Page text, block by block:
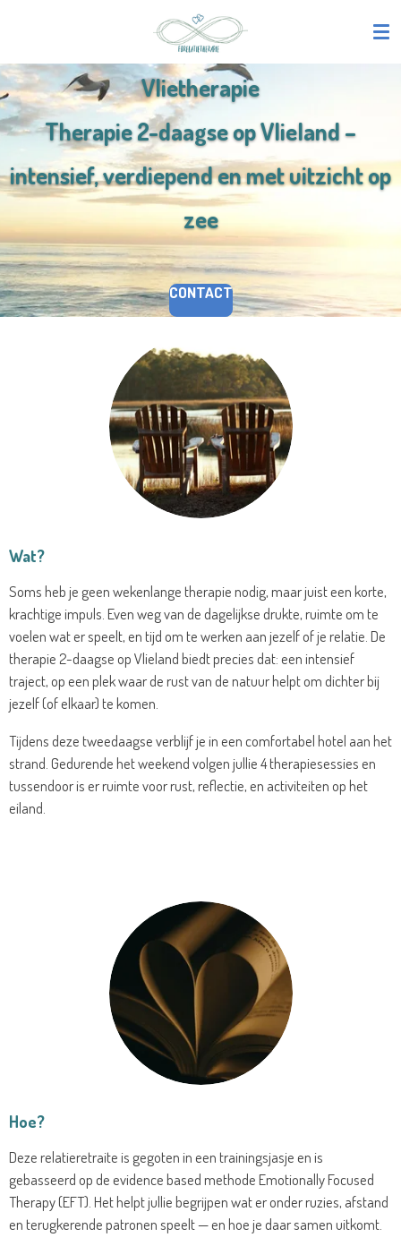
naar
de
hoofdinhoud
Vlietherapie
Therapie 2-daagse op Vlieland –
intensief, verdiepend en met uitzicht op
zee
CONTACT
Wat?
Soms heb je geen wekenlange therapie nodig, maar juist een korte,
krachtige impuls. Even weg van de dagelijkse drukte, ruimte om te
voelen wat er speelt, en tijd om te werken aan jezelf of je relatie. De
therapie 2-daagse op Vlieland biedt precies dat: een intensief
traject, op een plek waar de rust van de natuur helpt om dichter bij
jezelf (of elkaar) te komen.
Tijdens deze tweedaagse verblijf je in een comfortabel hotel aan het
strand. Gedurende het weekend volgen jullie 4 therapiesessies en
tussendoor is er ruimte voor rust, reflectie, en activiteiten op het
eiland.
Hoe?
Deze relatieretraite is gegoten in een trainingsjasje en is
gebasseerd op de evidence based methode Emotionally Focused
Therapy (EFT). Het helpt jullie begrijpen wat er onder ruzies, afstand
en terugkerende patronen speelt — en hoe je daar samen uitkomt.